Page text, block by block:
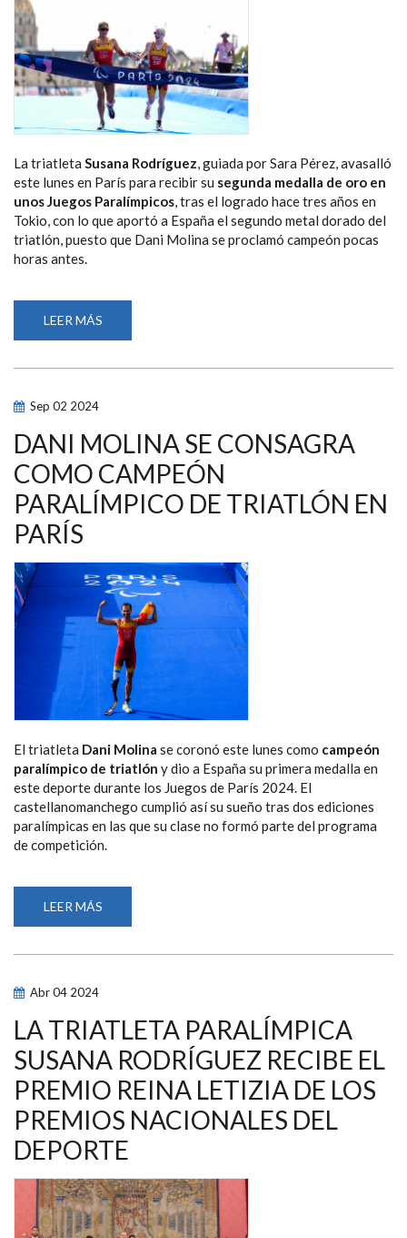
La triatleta Susana Rodríguez, guiada por Sara Pérez, avasalló
este lunes en París para recibir su segunda medalla de oro en
unos Juegos Paralímpicos, tras el logrado hace tres años en
Tokio, con lo que aportó a España el segundo metal dorado del
triatlón, puesto que Dani Molina se proclamó campeón pocas
horas antes.
LEER MÁS
EN
ORO
PARALÍMPICO
DE
TRIATLÓN
Sep 02 2024
DANI MOLINA SE CONSAGRA
COMO CAMPEÓN
PARALÍMPICO DE TRIATLÓN EN
PARÍS
El triatleta Dani Molina se coronó este lunes como campeón
paralímpico de triatlón y dio a España su primera medalla en
este deporte durante los Juegos de París 2024. El
castellanomanchego cumplió así su sueño tras dos ediciones
paralímpicas en las que su clase no formó parte del programa
de competición.
LEER MÁS
MOLINA
CONSAGRA
TRIATLÓN
EN
Abr04 2024
LA TRIATLETA PARALÍMPICA
SUSANA RODRÍGUEZ RECIBE EL
PREMIO REINA LETIZIA DE LOS
PREMIOS NACIONALES DEL
DEPORTE